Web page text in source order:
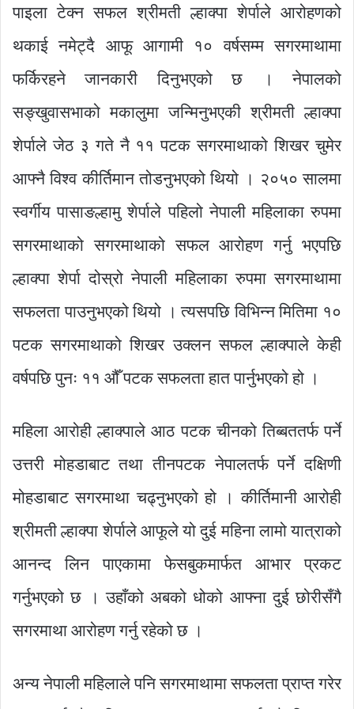
पाइला टेक्न सफल श्रीमती ल्हाक्पा शेर्पाले आरोहणको
थकाई नमेट्दै आफू आगामी १० वर्षसम्म सगरमाथामा
फर्किरहने जानकारी दिनुभएको छ । नेपालको
सङ्खुवासभाको मकालुमा जन्मिनुभएकी श्रीमती ल्हाक्पा
शेर्पाले जेठ ३ गते नै ११ पटक सगरमाथाको शिखर चुमेर
आफ्नै विश्व कीर्तिमान तोडनुभएको थियो । २०५० सालमा
स्वर्गीय पासाङल्हामु शेर्पाले पहिलो नेपाली महिलाका रुपमा
सगरमाथाको सगरमाथाको सफल आरोहण गर्नु भएपछि
ल्हाक्पा शेर्पा दोस्रो नेपाली महिलाका रुपमा सगरमाथामा
सफलता पाउनुभएको थियो । त्यसपछि विभिन्न मितिमा १०
पटक सगरमाथाको शिखर उक्लन सफल ल्हाक्पाले केही
वर्षपछि पुनः ११ औँ पटक सफलता हात पार्नुभएको हो ।
महिला आरोही ल्हाक्पाले आठ पटक चीनको तिब्बततर्फ पर्ने
उत्तरी मोहडाबाट तथा तीनपटक नेपालतर्फ पर्ने दक्षिणी
मोहडाबाट सगरमाथा चढ्नुभएको हो । कीर्तिमानी आरोही
श्रीमती ल्हाक्पा शेर्पाले आफूले यो दुई महिना लामो यात्राको
आनन्द लिन पाएकामा फेसबुकमार्फत आभार प्रकट
गर्नुभएको छ । उहाँको अबको धोको आफ्ना दुई छोरीसँगै
सगरमाथा आरोहण गर्नु रहेको छ ।
अन्य नेपाली महिलाले पनि सगरमाथामा सफलता प्राप्त गरेर